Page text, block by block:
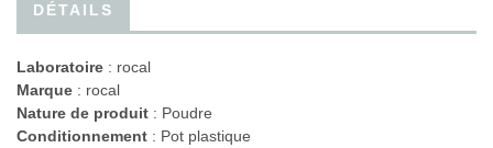
DÉTAILS
Laboratoire : rocal
Marque : rocal
Nature de produit : Poudre
Conditionnement : Pot plastique